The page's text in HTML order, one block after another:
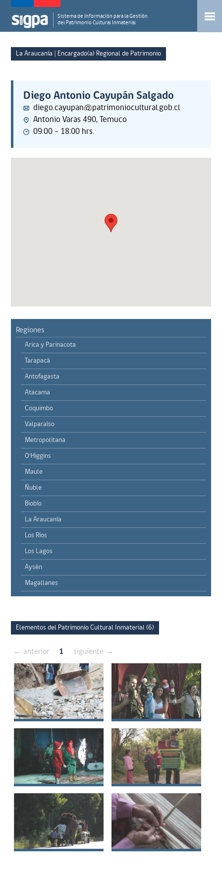
Sistema de Información para la Gestión
del Patrimonio Cultural Inmaterial
La Araucanía | Encargado(a) Regional de Patrimonio
Diego Antonio Cayupán Salgado
diego.cayupan@patrimoniocultural.gob.cl
Antonio Varas 490, Temuco
09:00 - 18:00 hrs.
Regiones
Arica y Parinacota
Tarapacá
Antofagasta
Atacama
Coquimbo
Valparaíso
Metropolitana
O'Higgins
Maule
Ñuble
Biobío
La Araucanía
Los Ríos
Los Lagos
Aysén
Magallanes
Elementos del Patrimonio Cultural Inmaterial (6)
← anterior 1 siguiente →
Minería de oro de
Santa Celia
Teatro tradicional
de títeres
Circo de tradición
familiar en Chile
Oficio tradicional
del organillero-
chinchinero
Recolección y rutas
Kimün